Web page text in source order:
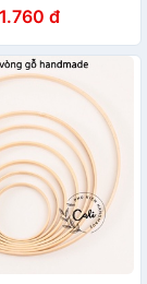
đ